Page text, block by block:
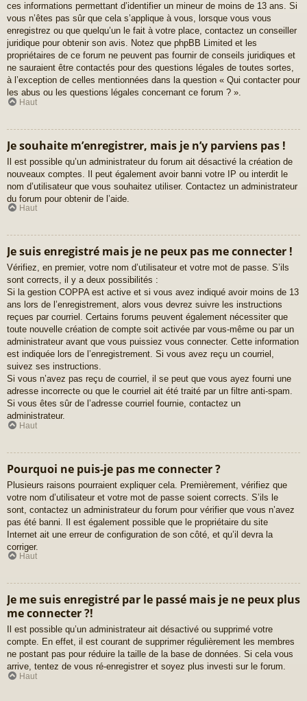
ces informations permettant d’identifier un mineur de moins de 13 ans. Si
vous n’êtes pas sûr que cela s’applique à vous, lorsque vous vous
enregistrez ou que quelqu’un le fait à votre place, contactez un conseiller
juridique pour obtenir son avis. Notez que phpBB Limited et les
propriétaires de ce forum ne peuvent pas fournir de conseils juridiques et
ne sauraient être contactés pour des questions légales de toutes sortes,
à l’exception de celles mentionnées dans la question « Qui contacter pour
les abus ou les questions légales concernant ce forum ? ».
Haut
Je souhaite m’enregistrer, mais je n’y parviens pas !
Il est possible qu’un administrateur du forum ait désactivé la création de
nouveaux comptes. Il peut également avoir banni votre IP ou interdit le
nom d’utilisateur que vous souhaitez utiliser. Contactez un administrateur
du forum pour obtenir de l’aide.
Haut
Je suis enregistré mais je ne peux pas me connecter !
Vérifiez, en premier, votre nom d’utilisateur et votre mot de passe. S’ils
sont corrects, il y a deux possibilités :
Si la gestion COPPA est active et si vous avez indiqué avoir moins de 13
ans lors de l’enregistrement, alors vous devrez suivre les instructions
reçues par courriel. Certains forums peuvent également nécessiter que
toute nouvelle création de compte soit activée par vous-même ou par un
administrateur avant que vous puissiez vous connecter. Cette information
est indiquée lors de l’enregistrement. Si vous avez reçu un courriel,
suivez ses instructions.
Si vous n’avez pas reçu de courriel, il se peut que vous ayez fourni une
adresse incorrecte ou que le courriel ait été traité par un filtre anti-spam.
Si vous êtes sûr de l’adresse courriel fournie, contactez un
administrateur.
Haut
Pourquoi ne puis-je pas me connecter ?
Plusieurs raisons pourraient expliquer cela. Premièrement, vérifiez que
votre nom d’utilisateur et votre mot de passe soient corrects. S’ils le
sont, contactez un administrateur du forum pour vérifier que vous n’avez
pas été banni. Il est également possible que le propriétaire du site
Internet ait une erreur de configuration de son côté, et qu’il devra la
corriger.
Haut
Je me suis enregistré par le passé mais je ne peux plus
me connecter ?!
Il est possible qu’un administrateur ait désactivé ou supprimé votre
compte. En effet, il est courant de supprimer régulièrement les membres
ne postant pas pour réduire la taille de la base de données. Si cela vous
arrive, tentez de vous ré-enregistrer et soyez plus investi sur le forum.
Haut